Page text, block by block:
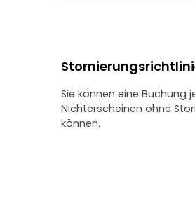
Sie können eine Buchung
Nichterscheinen ohne
können.